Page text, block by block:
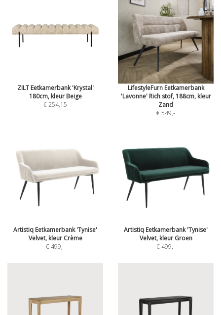
ZILT Eetkamerbank 'Krystal'
180cm, kleur Beige
€ 254,15
LifestyleFurn Eetkamerbank
'Lavonne' Rich stof, 188cm, kleur
Zand
€ 549,-
Artistiq Eetkamerbank 'Tynise'
Velvet, kleur Crème
€ 499,-
Artistiq Eetkamerbank 'Tynise'
Velvet, kleur Groen
€ 499,-